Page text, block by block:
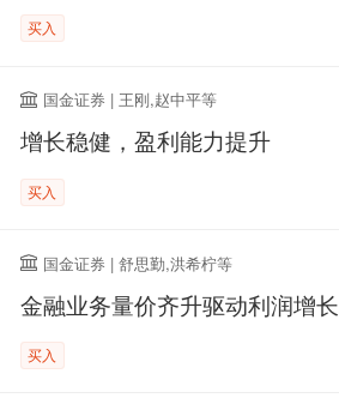
买入
国金证券 | 王刚,赵中平等
增长稳健，盈利能力提升
买入
国金证券 | 舒思勤,洪希柠等
金融业务量价齐升驱动利润增长
买入